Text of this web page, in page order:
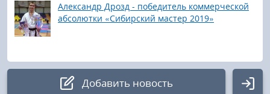
Александр Дрозд - победитель коммерческой
абсолютки «Сибирский мастер 2019»
Добавить новость